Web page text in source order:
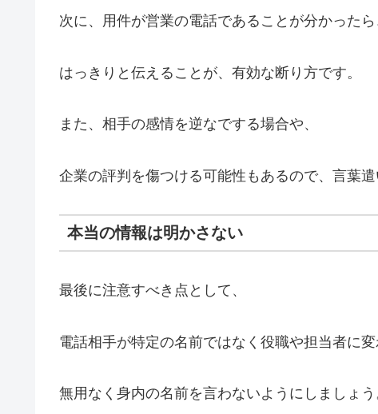
次に、用件が営業の電話であることが分かったら
はっきりと伝えることが、有効な断り方です。
また、相手の感情を逆なでする場合や、
企業の評判を傷つける可能性もあるので、言葉遣
本当の情報は明かさない
最後に注意すべき点として、
電話相手が特定の名前ではなく役職や担当者に
無用なく身内の名前を言わないようにしましょう